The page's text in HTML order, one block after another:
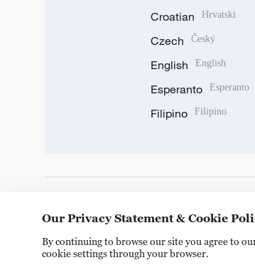
Croatian Hrvatski
Czech Český
English English
Esperanto Esperanto
Filipino Filipino
Our Privacy Statement & Cookie
By continuing to browse our site you agree to
cookie settings through your browser.